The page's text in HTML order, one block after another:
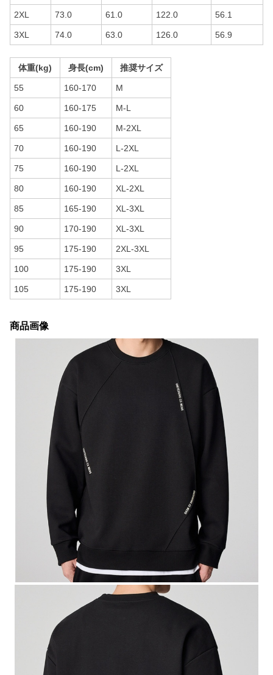
2XL 73.0 61.0 122.0 56.1
3XL 74.0 63.0 126.0 56.9
体重(kg) 身長(cm) 推奨サイズ
55 160-170 M
60 160-175 M-L
65 160-190 M-2XL
70 160-190 L-2XL
75 160-190 L-2XL
80 160-190 XL-2XL
85 165-190 XL-3XL
90 170-190 XL-3XL
95 175-190 2XL-3XL
100 175-190 3XL
105 175-190 3XL
商品画像